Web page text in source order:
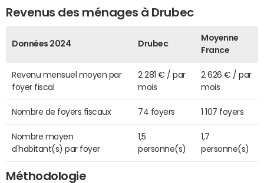
Revenus des ménages à Drubec
Données 2024 Drubec
Moyenne
France
Revenu mensuel moyen par
foyer fiscal
2 281 € / par
mois
2 626 € / par
mois
Nombre de foyers fiscaux 74 foyers 1 107 foyers
Nombre moyen
d'habitant(s) par foyer
1,5
personne(s)
1,7
personne(s)
Méthodologie